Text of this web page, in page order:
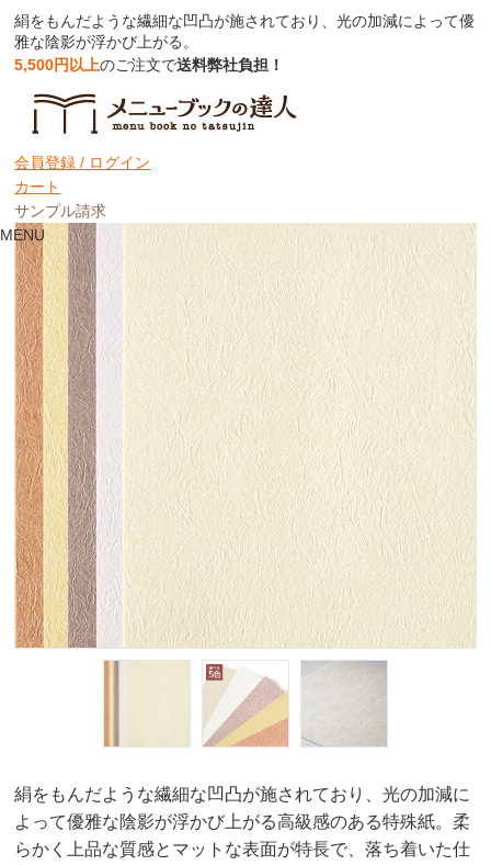
絹をもんだような繊細な凹凸が施されており、光の加減によって優
雅な陰影が浮かび上がる。
5,500円以上のご注文で送料弊社負担！
会員登録 / ログイン
カート
サンプル請求
MENU
きぬもみ｜絹をもんだような繊細模様と
柔らかな質感
絹をもんだような繊細な凹凸が施されており、光の加減に
よって優雅な陰影が浮かび上がる高級感のある特殊紙。柔
らかく上品な質感とマットな表面が特長で、落ち着いた仕